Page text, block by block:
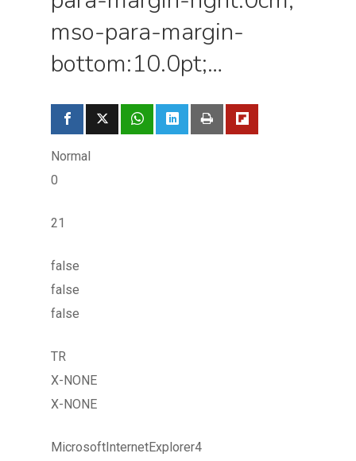
mso-para-margin-
bottom:10.0pt;…
Normal
0
21
false
false
false
TR
X-NONE
X-NONE
MicrosoftInternetExplorer4